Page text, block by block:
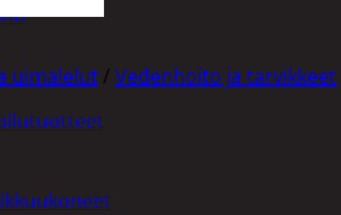
uimalelut / Vedenhoito ja tarvikkeet